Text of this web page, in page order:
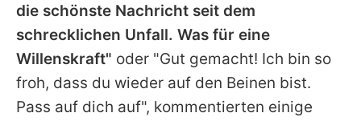
die schönste Nachricht seit dem
schrecklichen Unfall. Was für eine
Willenskraft" oder "Gut gemacht! Ich bin so
froh, dass du wieder auf den Beinen bist.
Pass auf dich auf", kommentierten einige